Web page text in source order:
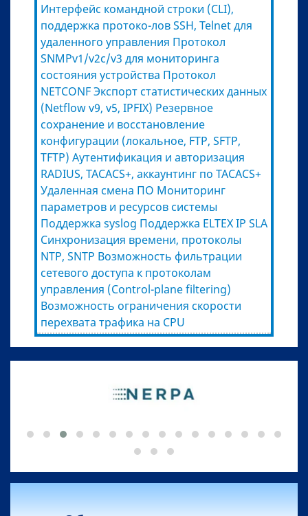
Интерфейс командной строки (CLI),
поддержка протоко-лов SSH, Telnet для
удаленного управления Протокол
SNMPv1/v2c/v3 для мониторинга
состояния устройства Протокол
NETCONF Экспорт статистических данных
(Netflow v9, v5, IPFIX) Резервное
сохранение и восстановление
конфигурации (локальное, FTP, SFTP,
TFTP) Аутентификация и авторизация
RADIUS, TACACS+, аккаунтинг по TACACS+
Удаленная смена ПО Мониторинг
параметров и ресурсов системы
Поддержка syslog Поддержка ELTEX IP SLA
Синхронизация времени, протоколы
NTP, SNTP Возможность фильтрации
сетевого доступа к протоколам
управления (Control-plane filtering)
Возможность ограничения скорости
перехвата трафика на CPU